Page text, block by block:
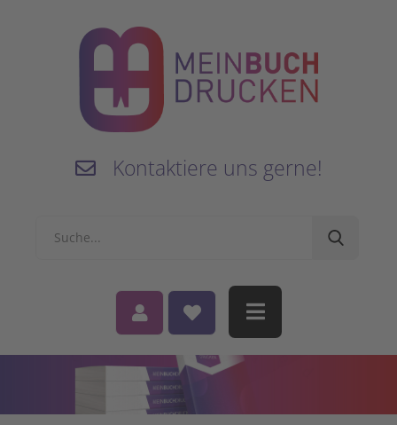
Kontaktiere uns gerne!